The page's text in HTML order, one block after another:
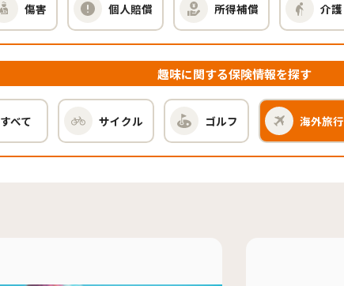
傷害 個人賠償 所得補償 介護
趣味に関する保険情報を探す
すべて サイクル ゴルフ 海外旅行